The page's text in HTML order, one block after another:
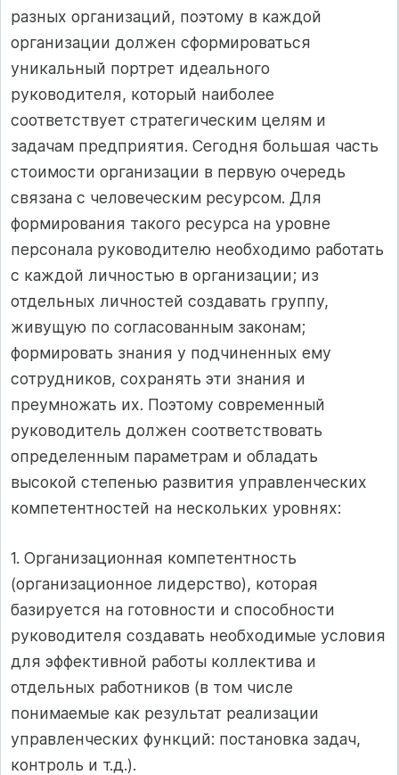
разных организаций, поэтому в каждой
организации должен сформироваться
уникальный портрет идеального
руководителя, который наиболее
соответствует стратегическим целям и
задачам предприятия. Сегодня большая часть
стоимости организации в первую очередь
связана с человеческим ресурсом. Для
формирования такого ресурса на уровне
персонала руководителю необходимо работать
с каждой личностью в организации; из
отдельных личностей создавать группу,
живущую по согласованным законам;
формировать знания у подчиненных ему
сотрудников, сохранять эти знания и
преумножать их. Поэтому современный
руководитель должен соответствовать
определенным параметрам и обладать
высокой степенью развития управленческих
компетентностей на нескольких уровнях:
1. Организационная компетентность
(организационное лидерство), которая
базируется на готовности и способности
руководителя создавать необходимые условия
для эффективной работы коллектива и
отдельных работников (в том числе
понимаемые как результат реализации
управленческих функций: постановка задач,
контроль и т.д.).